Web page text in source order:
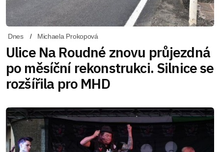
Dnes Michaela Prokopová
Ulice Na Roudné znovu průjezdná
po měsíční rekonstrukci. Silnice se
rozšířila pro MHD